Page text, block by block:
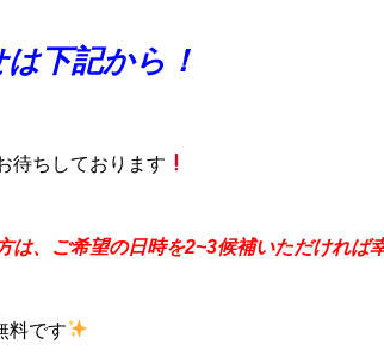
下記から！
待ちしております
は、ご希望の日時を2~3候補いただければ
料です